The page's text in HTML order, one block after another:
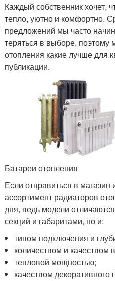
Каждый собственник хочет,
тепло, уютно и комфортно.
предложений мы часто
теряться в выборе,
отопления какие лучше для
публикации.
Батареи отопления
Если отправиться в магазин
ассортимент радиаторов
дня, ведь модели
секций и габаритами, но и:
типом подключения и
количеством и
тепловой мощностью;
качеством декоративного